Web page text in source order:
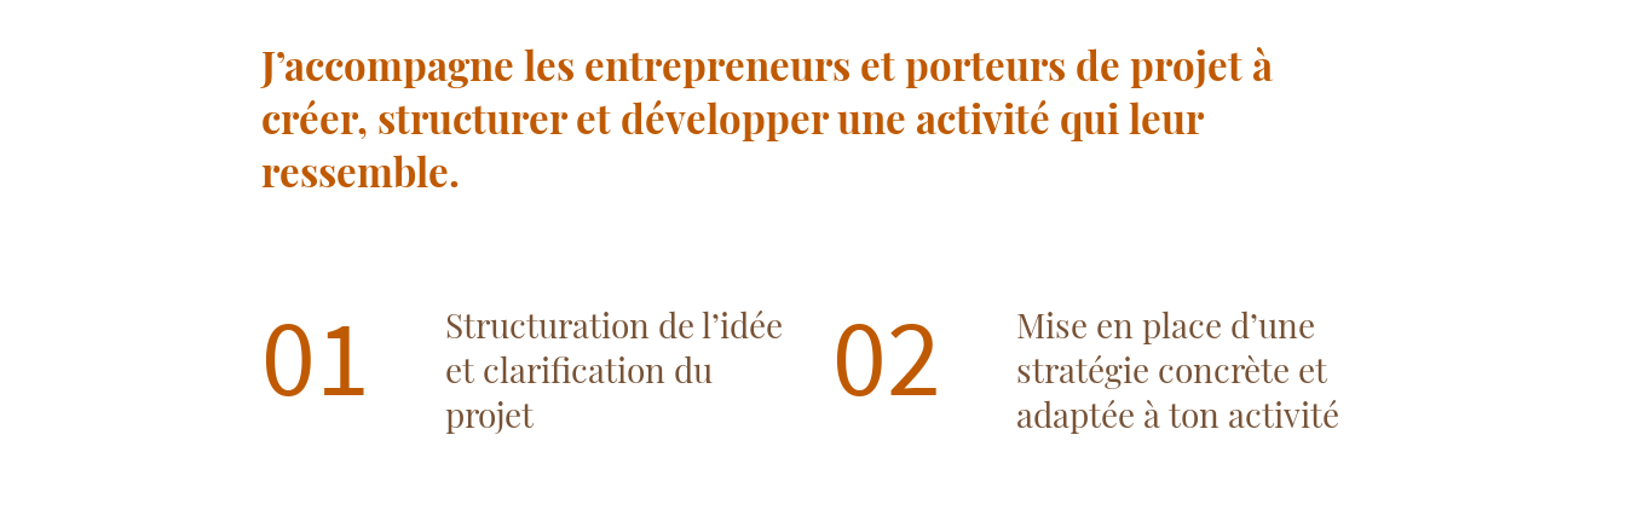
J’accompagne les entrepreneurs et porteurs de projet à
créer, structurer et développer une activité qui leur
ressemble.
01
Structuration de l’idée
et clarification du
projet
02
Mise en place d’une
stratégie concrète et
adaptée à ton activité